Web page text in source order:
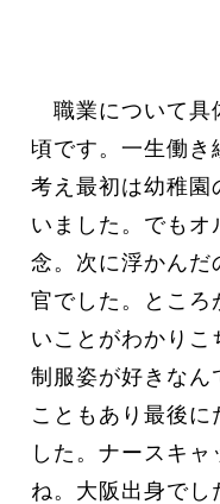
職業について具
頃です。一生働き
考え最初は幼稚園
いました。でもオ
念。次に浮かんだ
官でした。ところ
いことがわかりこ
制服姿が好きなん
こともあり最後
した。ナースキ
ね。大阪出身でし